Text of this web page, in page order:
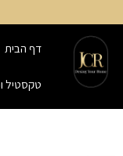
דף הבית
טקסטיל